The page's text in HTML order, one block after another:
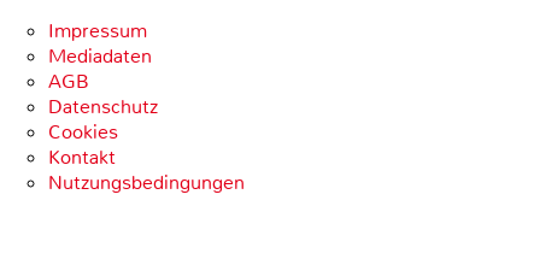
Impressum
Mediadaten
AGB
Datenschutz
Cookies
Kontakt
Nutzungsbedingungen